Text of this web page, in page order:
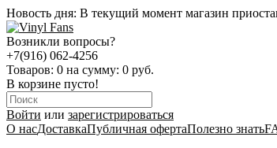
Новость дня: В текущий момент магазин
Возникли вопросы?
+7(916) 062-4256
Товаров: 0 на сумму: 0 руб.
В корзине пусто!
Войти или зарегистрироваться
О насДоставкаПубличная офертаПолезно знать